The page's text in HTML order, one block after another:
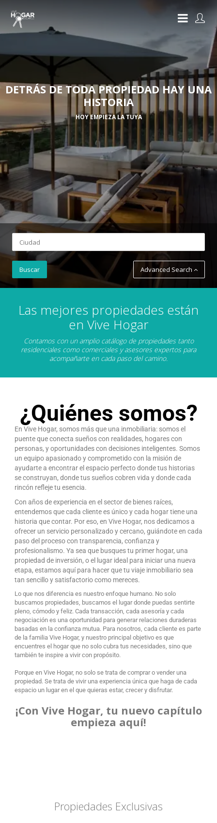
DETRÁS DE TODA PROPIEDAD HAY UNA
HISTORIA
HOY EMPIEZA LA TUYA
Advanced Search
Las mejores propiedades están
en Vive Hogar
Contamos con un amplio catálogo de propiedades tanto
residenciales como comerciales y asesores expertos para
acompañarte en cada paso del camino.
¿Quiénes somos?
En Vive Hogar, somos más que una inmobiliaria: somos el
puente que conecta sueños con realidades, hogares con
personas, y oportunidades con decisiones inteligentes. Somos
un equipo apasionado y comprometido con la misión de
ayudarte a encontrar el espacio perfecto donde tus historias
se construyan, donde tus sueños cobren vida y donde cada
rincón refleje tu esencia.
Con años de experiencia en el sector de bienes raíces,
entendemos que cada cliente es único y cada hogar tiene una
historia que contar. Por eso, en Vive Hogar, nos dedicamos a
ofrecer un servicio personalizado y cercano, guiándote en cada
paso del proceso con transparencia, confianza y
profesionalismo. Ya sea que busques tu primer hogar, una
propiedad de inversión, o el lugar ideal para iniciar una nueva
etapa, estamos aquí para hacer que tu viaje inmobiliario sea
tan sencillo y satisfactorio como mereces.
Lo que nos diferencia es nuestro enfoque humano. No solo
buscamos propiedades, buscamos el lugar donde puedas sentirte
pleno, cómodo y feliz. Cada transacción, cada asesoría y cada
negociación es una oportunidad para generar relaciones duraderas
basadas en la confianza mutua. Para nosotros, cada cliente es parte
de la familia Vive Hogar, y nuestro principal objetivo es que
encuentres el hogar que no solo cubra tus necesidades, sino que
también te inspire a vivir con propósito.
Porque en Vive Hogar, no solo se trata de comprar o vender una
propiedad. Se trata de vivir una experiencia única que haga de cada
espacio un lugar en el que quieras estar, crecer y disfrutar.
¡Con Vive Hogar, tu nuevo capítulo
empieza aquí!
Propiedades Exclusivas